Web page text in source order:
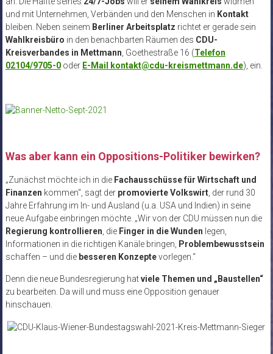
und mit Unternehmen, Verbänden und den Menschen in Kontakt
bleiben. Neben seinem Berliner Arbeitsplatz richtet er gerade sein
Wahlkreisbüro in den benachbarten Räumen des CDU-
Kreisverbandes in Mettmann , Goethestraße 16 (Telefon
02104/9705-0oder E-Mail kontakt@cdu-kreismettmann.de), ein.
Was aber kann ein Oppositions-Politiker bewirken?
„Zunächst möchte ich in die Fachausschüsse für Wirtschaft und
Finanzen kommen“, sagt der promovierte Volkswirt, der rund 30
Jahre Erfahrung im In- und Ausland (u.a. USA und Indien) in seine
neue Aufgabe einbringen möchte. „Wir von der CDU müssen nun die
Regierung kontrollieren , die Finger in die Wunden legen,
Informationen in die richtigen Kanäle bringen,
Problembewusstsein
schaffen – und die besseren Konzeptevorlegen.“
Denn die neue Bundesregierung hatviele Themen und „Baustellen“
zu bearbeiten. Da will und muss eine Opposition genauer
hinschauen.